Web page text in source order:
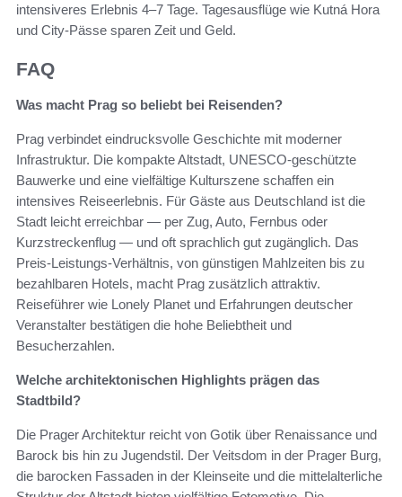
intensiveres Erlebnis 4–7 Tage. Tagesausflüge wie Kutná Hora
und City-Pässe sparen Zeit und Geld.
FAQ
Was macht Prag so beliebt bei Reisenden?
Prag verbindet eindrucksvolle Geschichte mit moderner
Infrastruktur. Die kompakte Altstadt, UNESCO-geschützte
Bauwerke und eine vielfältige Kulturszene schaffen ein
intensives Reiseerlebnis. Für Gäste aus Deutschland ist die
Stadt leicht erreichbar — per Zug, Auto, Fernbus oder
Kurzstreckenflug — und oft sprachlich gut zugänglich. Das
Preis-Leistungs-Verhältnis, von günstigen Mahlzeiten bis zu
bezahlbaren Hotels, macht Prag zusätzlich attraktiv.
Reiseführer wie Lonely Planet und Erfahrungen deutscher
Veranstalter bestätigen die hohe Beliebtheit und
Besucherzahlen.
Welche architektonischen Highlights prägen das
Stadtbild?
Die Prager Architektur reicht von Gotik über Renaissance und
Barock bis hin zu Jugendstil. Der Veitsdom in der Prager Burg,
die barocken Fassaden in der Kleinseite und die mittelalterliche